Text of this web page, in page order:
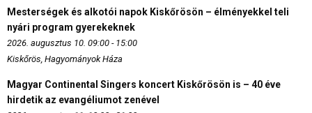
Mesterségek és alkotói napok Kiskőrösön – élményekkel teli
nyári program gyerekeknek
2026. augusztus 10. 09:00 - 15:00
Kiskőrös, Hagyományok Háza
Magyar Continental Singers koncert Kiskőrösön is – 40 éve
hirdetik az evangéliumot zenével